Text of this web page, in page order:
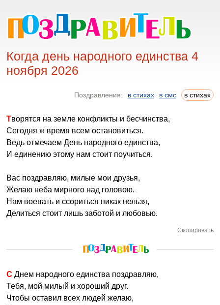
Когда день народного единства 4
ноября 2026
Поздравления: в стихах в смс в стихах
Творятся на земле конфликты и бесчинства,
Сегодня ж время всем остановиться.
Ведь отмечаем День народного единства,
И единению этому нам стоит поучиться.
Вас поздравляю, милые мои друзья,
Желаю неба мирного над головою.
Нам воевать и ссориться никак нельзя,
Делиться стоит лишь заботой и любовью.
Скопировать
С Днем народного единства поздравляю,
Тебя, мой милый и хороший друг.
Чтобы оставил всех людей желаю,